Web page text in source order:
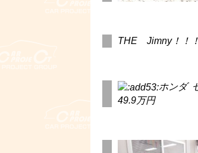
THE Jimny！！
ホンダ
49.9万円